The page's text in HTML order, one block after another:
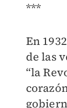
***
En
de las
“la